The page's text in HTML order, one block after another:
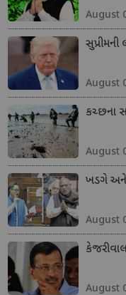
August
સુપ્રીમની
August
કચ્છના
August
ખડગે અને
August
August